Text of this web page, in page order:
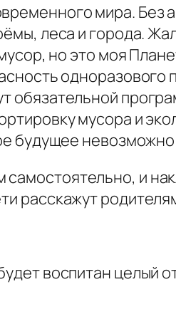
мира. Без
леса и города.
но это моя
одноразового
обязательной
мусора и
будущее
и
расскажут
воспитан целый